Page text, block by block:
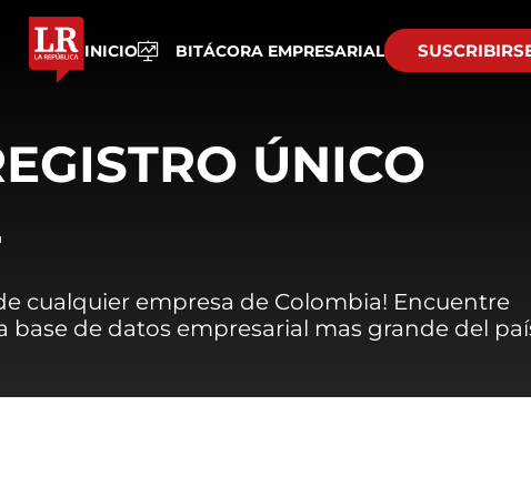
INICIO BITÁCORA EMPRESARIAL
ÚNICO
cualquier empresa de Colombia! Encuentre
base de datos empresarial mas grande del